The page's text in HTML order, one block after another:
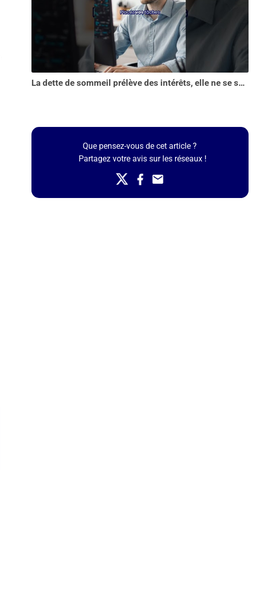
La dette de sommeil prélève des intérêts, elle ne se solde pas en une seule nuit...
Que pensez-vous de cet article ?
Partagez votre avis sur les réseaux !